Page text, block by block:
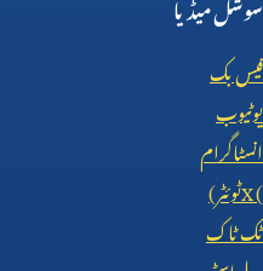
فیس بک
یوٹیوب
انسٹاگرام
X (ٹوئٹر)
ٹک ٹاک